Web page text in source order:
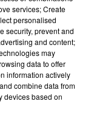
someone who
• LIFESTYLE
services; Create
personalised
security, prevent and
and content;
may
data to offer
information actively
combine data from
devices based on